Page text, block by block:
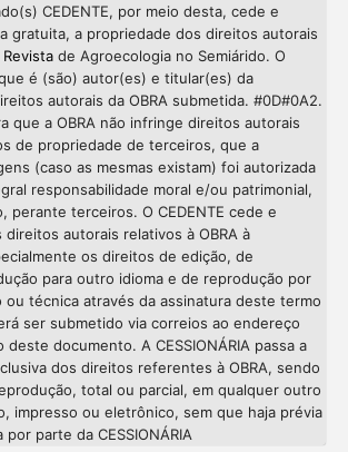
CEDENTE, por meio desta, cede e
gratuita, a propriedade dos direitos autorais
Revistade Agroecologia no Semiárido. O
é (são) autor(es) e titular(es) da
autorais da OBRA submetida. #0D#0A2.
que a OBRA não infringe direitos autorais
de propriedade de terceiros, que a
(caso as mesmas existam) foi autorizada
responsabilidade moral e/ou patrimonial,
perante terceiros. O CEDENTE cede e
autorais relativos à OBRA à
os direitos de edição, de
para outro idioma e de reprodução por
ou técnica através da assinatura deste termo
ser submetido via correios ao endereço
documento. A CESSIONÁRIA passa a
dos direitos referentes à OBRA, sendo
total ou parcial, em qualquer outro
impresso ou eletrônico, sem que haja prévia
parte da CESSIONÁRIA
Intro